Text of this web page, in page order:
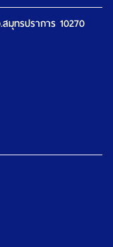
มุทรปราการ 10270